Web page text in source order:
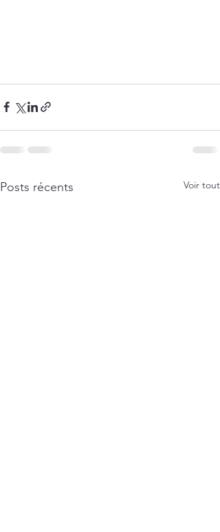
Posts récents Voir tout